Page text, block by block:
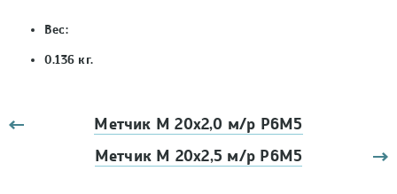
Вес:
0.136 кг.
Метчик М 20х2,0 м/р Р6М5
Метчик М 20х2,5 м/р Р6М5